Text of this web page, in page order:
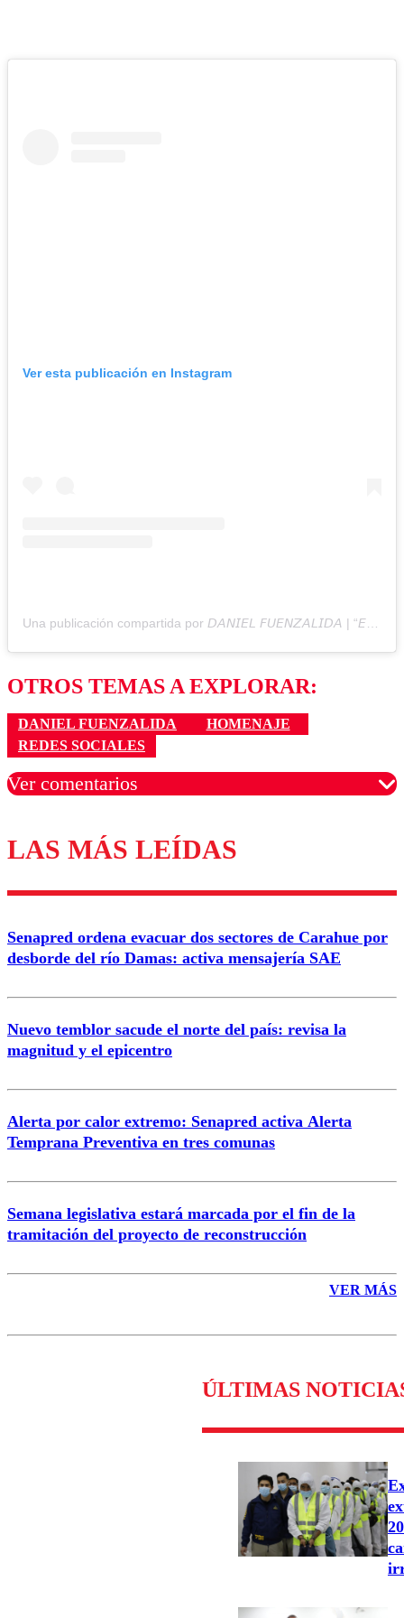
Ver esta publicación en Instagram
OTROS TEMAS A EXPLORAR:
DANIEL FUENZALIDA
HOMENAJE
REDES SOCIALES
Ver comentarios
Los comentarios son moderados para garantizar un
diálogo respetuoso.
Nombre
Correo
LAS MÁS LEÍDAS
Senapred ordena evacuar dos sectores de Carahue por
desborde del río Damas: activa mensajería SAE
Nuevo temblor sacude el norte del país: revisa la
magnitud y el epicentro
Alerta por calor extremo: Senapred activa Alerta
Temprana Preventiva en tres comunas
Semana legislativa estará marcada por el fin de la
tramitación del proyecto de reconstrucción
VER MÁS
ÚLTIMAS